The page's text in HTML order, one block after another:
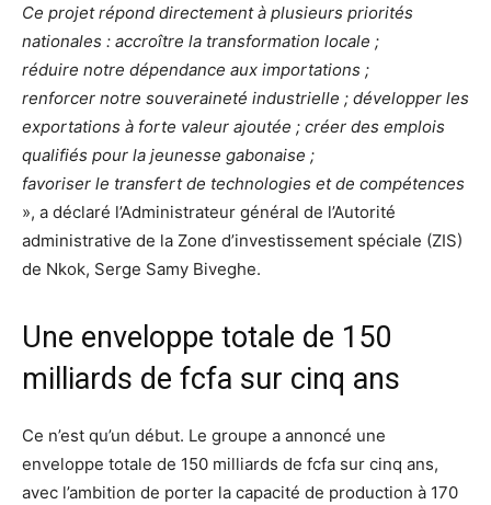
Ce projet répond directement à plusieurs priorités
nationales : accroître la transformation locale ;
réduire notre dépendance aux importations ;
renforcer notre souveraineté industrielle ; développer les
exportations à forte valeur ajoutée ; créer des emplois
qualifiés pour la jeunesse gabonaise ;
favoriser le transfert de technologies et de compétences
», a déclaré l’Administrateur général de l’Autorité
administrative de la Zone d’investissement spéciale (ZIS)
de Nkok, Serge Samy Biveghe.
Une enveloppe totale de 150
milliards de fcfa sur cinq ans
Ce n’est qu’un début. Le groupe a annoncé une
enveloppe totale de 150 milliards de fcfa sur cinq ans,
avec l’ambition de porter la capacité de production à 170